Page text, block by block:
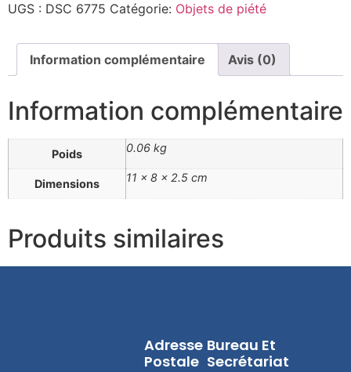
UGS : DSC 6775 Catégorie: Objets de piété
Information complémentaire Avis (0)
Information complémentaire
Poids 0.06 kg
Dimensions 11 × 8 × 2.5 cm
Produits similaires
Adresse
Postale
Bureau Et
Secrétariat